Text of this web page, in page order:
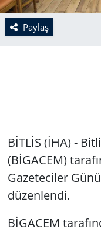
Paylaş
BİTLİS (İHA) -
(BİGACEM)
Gazeteciler
düzenlendi.
BİGACEM